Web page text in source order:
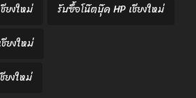
ยงใหม่
รับซื้อโน๊ตบุ๊ค HP เชียงใหม่
ยงใหม่
ยงใหม่